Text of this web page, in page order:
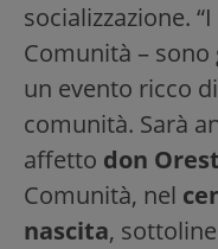
socializzazione. “I
Comunità –
un evento ricco
comunità. Sarà
affetto don
Comunità, nel
nascita,